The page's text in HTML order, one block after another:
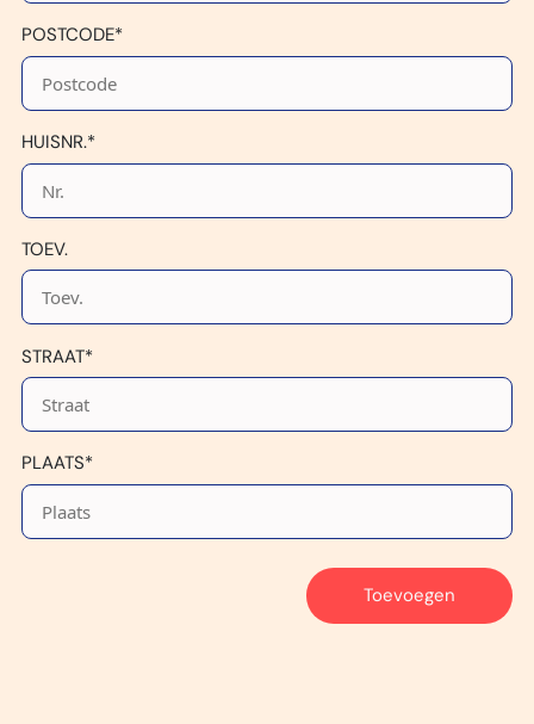
POSTCODE*
HUISNR.*
TOEV.
STRAAT*
PLAATS*
Toevoegen